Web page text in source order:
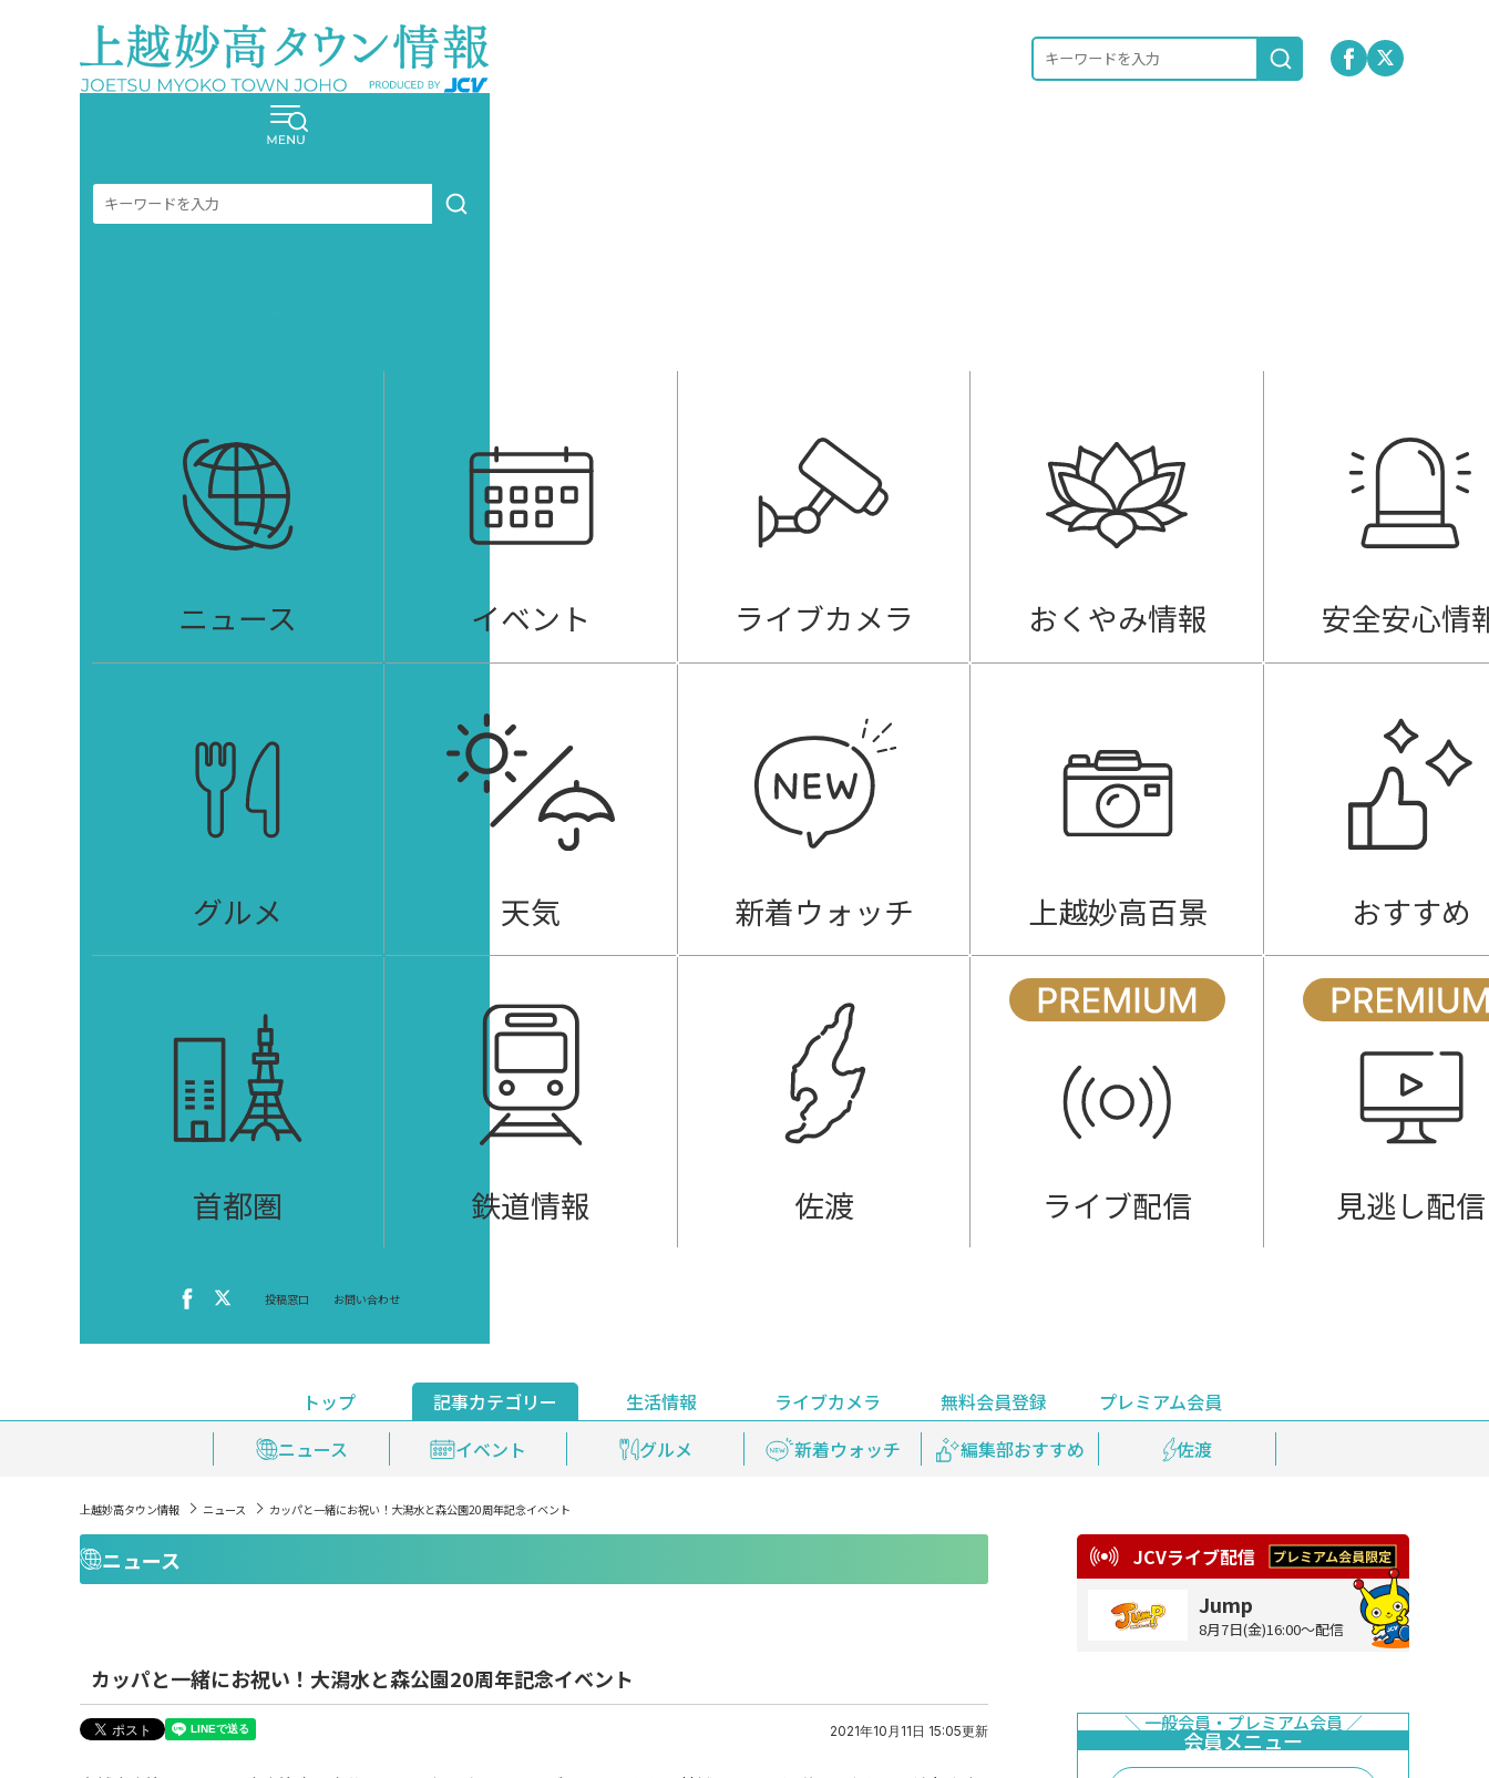
ニュース イベント ライブカメラ おくやみ情報 安全安心情
グルメ 天気 新着ウォッチ 上越妙高百景 おすすめ
首都圏 鉄道情報 佐渡 ライブ配信 見逃し配信
投稿窓口 お問い合わせ
トップ
記事カテゴリー
ニュース
イベント グルメ 新着ウォッチ 編集部おすすめ 佐渡
生活情報
おくやみ情報
安全安心情報 天気 上越妙高百景 鉄道情報
ライブカメラ 無料会員登録
プレミアム会員
ライブ配信
見逃し配信 プレミアム会員登録
上越妙高タウン情報 ニュース カッパと一緒にお祝い！大潟水と森公園20周年記念イベント
ニュース
カッパと一緒にお祝い！大潟水と森公園20周年記念イベント
2021年10月11日 15:05更新
JCVライブ配信
Jump
8月7日(金)16:00～配信